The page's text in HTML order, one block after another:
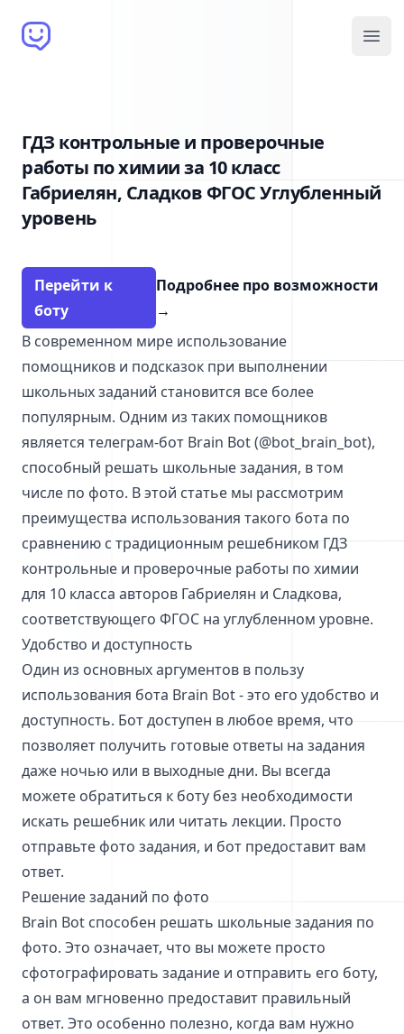
Brain Bot
ГДЗ контрольные и проверочные
работы по химии за 10 класс
Габриелян, Сладков ФГОС Углубленный
уровень
Перейти к
боту
Подробнее про возможности
→
В современном мире использование
помощников и подсказок при выполнении
школьных заданий становится все более
популярным. Одним из таких помощников
является телеграм-бот Brain Bot (@bot_brain_bot),
способный решать школьные задания, в том
числе по фото. В этой статье мы рассмотрим
преимущества использования такого бота по
сравнению с традиционным решебником ГДЗ
контрольные и проверочные работы по химии
для 10 класса авторов Габриелян и Сладкова,
соответствующего ФГОС на углубленном уровне.
Удобство и доступность
Один из основных аргументов в пользу
использования бота Brain Bot - это его удобство и
доступность. Бот доступен в любое время, что
позволяет получить готовые ответы на задания
даже ночью или в выходные дни. Вы всегда
можете обратиться к боту без необходимости
искать решебник или читать лекции. Просто
отправьте фото задания, и бот предоставит вам
ответ.
Решение заданий по фото
Brain Bot способен решать школьные задания по
фото. Это означает, что вы можете просто
сфотографировать задание и отправить его боту,
а он вам мгновенно предоставит правильный
ответ. Это особенно полезно, когда вам нужно